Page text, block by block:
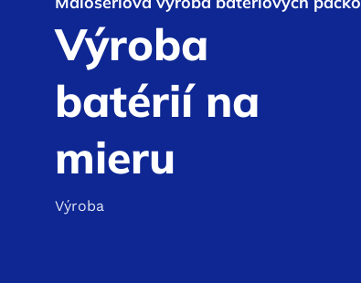
Výroba
batérií na
mieru
Výroba